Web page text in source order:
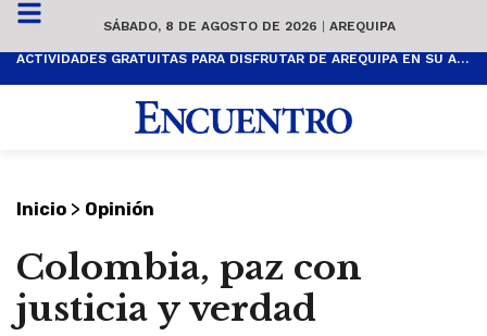
SÁBADO, 8 DE AGOSTO DE 2026 | AREQUIPA
ACTIVIDADES GRATUITAS PARA DISFRUTAR DE AREQUIPA EN SU ANIVERSARIO
Inicio > Opinión
Colombia, paz con
justicia y verdad